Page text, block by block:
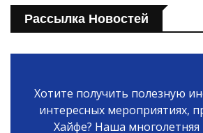
Рассылка Новостей
Хотите получить полезную
интересных мероприятиях,
Хайфе? Наша многолетняя